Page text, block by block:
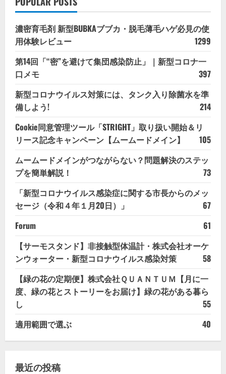
濃密育毛剤 新型BUBKAブブカ・脱毛薄毛ハゲ必見の使
用体験レビュー
1299
第14回「“密”を避けて集団感染防止」｜新型コロナ一
口メモ
397
新型コロナウイルス対策には、タンク入り除菌水を準
備しよう!
214
Cookie同意管理ツール「STRIGHT」取り扱い開始＆リ
リース記念キャンペーン【ムームードメイン】
105
ムームードメインがつながらない？問題解決のステッ
プを簡単解説！
73
「新型コロナウイルス感染症に関する市長からのメッ
セージ（令和４年１月20日）」
67
Forum
61
【サーモスタンド】非接触型体温計・株式会社オーケ
ンウォーター・新型コロナウイルス感染対策
58
【緑の花の定期便】株式会社ＱＵＡＮＴＵＭ【月に一
度、緑の花とストーリーをお届け】緑の花がある暮ら
し
55
適用範囲で選ぶ
40
最近の投稿